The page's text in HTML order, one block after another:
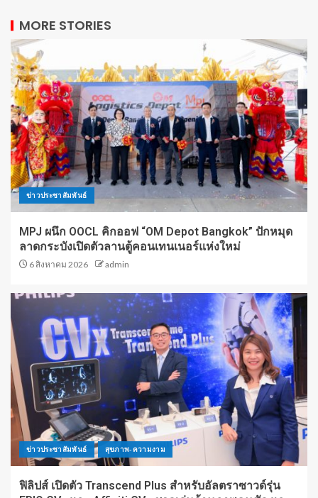
MORE STORIES
ข่าวประชาสัมพันธ์
MPJ ผนึก OOCL คิกออฟ “OM Depot Bangkok” ปักหมุด
ลาดกระบังเปิดตัวลานตู้คอนเทนเนอร์แห่งใหม่
6 สิงหาคม 2026 admin
ข่าวประชาสัมพันธ์ สุขภาพ-ความงาม
ฟิลิปส์ เปิดตัว Transcend Plus สำหรับอัลตราซาวด์รุ่น